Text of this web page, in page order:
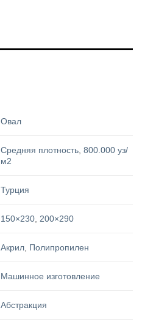
Овал
Средняя плотность ,800.000 уз/
м2
Турция
150×230 200×290
Акрил Полипропилен
Машинное изготовление
Абстракция